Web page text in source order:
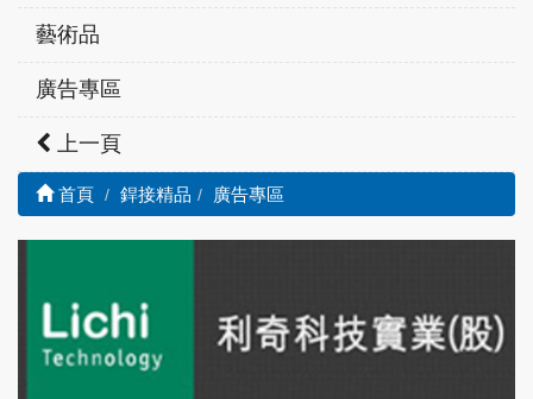
藝術品
廣告專區
上一頁
首頁 銲接精品 廣告專區